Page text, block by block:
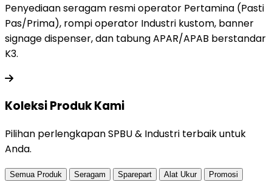
Penyediaan seragam resmi operator Pertamina (Pasti
Pas/Prima), rompi operator Industri kustom, banner
signage dispenser, dan tabung APAR/APAB berstandar
K3.
Koleksi ProdukKami
Pilihan perlengkapan SPBU & Industri terbaik untuk
Anda.
Semua Produk Seragam Sparepart Alat Ukur
Promosi